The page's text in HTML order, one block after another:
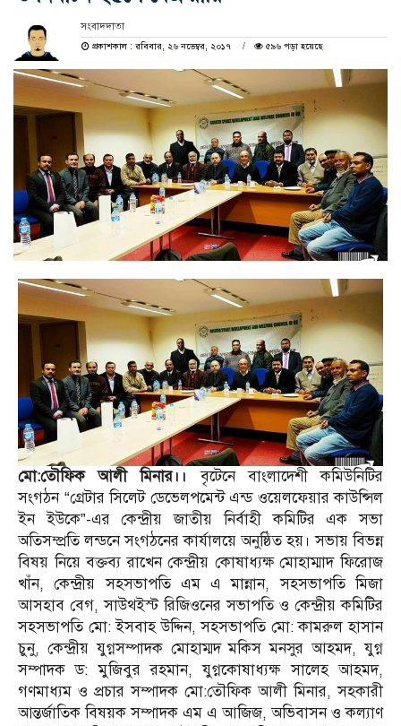
সংবাদদাতা
প্রকাশকাল : রবিবার, ২৬ নভেম্বর, ২০১৭
৫৯৬ পড়া হয়েছে
মো:তৌফিক আলী মিনার।।
বৃটেনে বাংলাদেশী কমিউনিটির
সংগঠন “গ্রেটার সিলেট ডেভেলপমেন্ট এন্ড ওয়েলফেয়ার কাউন্সিল
ইন ইউকে”-এর কেন্দ্রীয় জাতীয় নির্বাহী কমিটির এক সভা
অতিসম্প্রতি লন্ডনে সংগঠনের কার্যালয়ে অনুষ্ঠিত হয়। সভায় বিভন্ন
বিষয় নিয়ে বক্তব্য রাখেন কেন্দ্রীয় কোষাধ্যক্ষ মোহাম্মাদ ফিরোজ
খাঁন, কেন্দ্রীয় সহসভাপতি এম এ মান্নান, সহসভাপতি মিজা
আসহাব বেগ, সাউথইস্ট রিজিওনের সভাপতি ও কেন্দ্রীয় কমিটির
সহসভাপতি মো: ইসবাহ উদ্দিন, সহসভাপতি মো: কামরুল হাসান
চুনু, কেন্দ্রীয় যুগ্নসম্পাদক মোহাম্মদ মকিস মনসুর আহমদ, যুগ্ন
সম্পাদক ড: মুজিবুর রহমান, যুগ্নকোষাধ্যক্ষ সালেহ আহমদ,
গণমাধ্যম ‌ও প্রচার সম্পাদক মো:তৌফিক আলী মিনার, সহকারী
আন্তর্জাতিক বিষয়ক সম্পাদক এম এ আজিজ, অভিবাসন ‌ও কল্যাণ